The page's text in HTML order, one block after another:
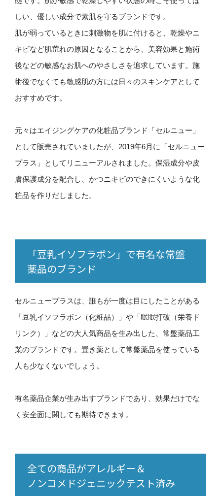
しい、優しい成分で素肌を守るブランドです。
肌が弱っているときに刺激物を肌に付けると、乾燥やニ
キビなど肌荒れの原因となることから、美容効果と施術
後などの敏感なお肌へのやさしさを追求しています。施
術後でなくても敏感肌の方には日々のスキンケアとして
おすすめです。
元々はエイジングケアの化粧品ブランド「セルニュー」
として販売されていましたが、2019年6月に「セルニュー
プラス」としてリニューアルされました。保湿成分や皮
膚保護成分を配合し、かつニキビのできにくいような化
粧品を作りだしました。
「豆乳イソフラボン」で有名な常盤
薬品のブランド
セルニュープラスは、誰もが一度は目にしたことがある
「豆乳イソフラボン（化粧品）」や「眠眠打破（栄養ド
リンク）」などの大人気商品を生み出した、常盤薬品工
業のブランドです。置き薬として常盤薬品を使っている
人も少なくないでしょう。
有名薬品企業が生み出すブランドであり、効果だけでな
く安全面に関しても期待できます。
全ての商品がアレルギー＆
ノンコメドジェニックテスト済み